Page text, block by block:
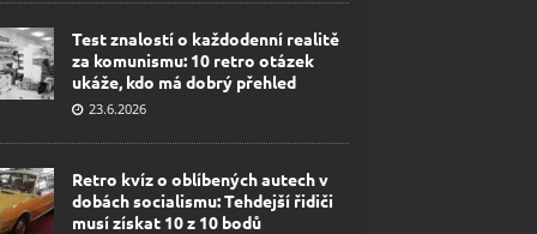
Test znalostí o každodenní realitě
za komunismu: 10 retro otázek
ukáže, kdo má dobrý přehled
23.6.2026
Retro kvíz o oblíbených autech v
dobách socialismu: Tehdejší řidiči
musí získat 10 z 10 bodů